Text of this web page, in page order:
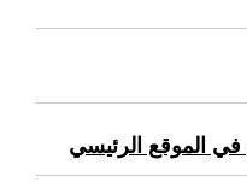
في الموقع الرئيسي